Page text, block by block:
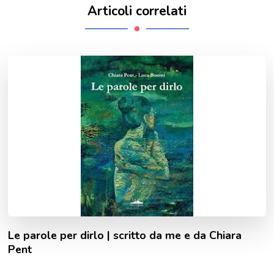
Articoli correlati
Le parole per dirlo | scritto da me e da Chiara
Pent